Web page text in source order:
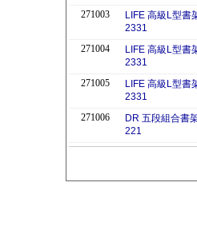
271003
LIFE 高級L型書
2331
271004
LIFE 高級L型書
2331
271005
LIFE 高級L型書
2331
271006
DR 五段組合書
221